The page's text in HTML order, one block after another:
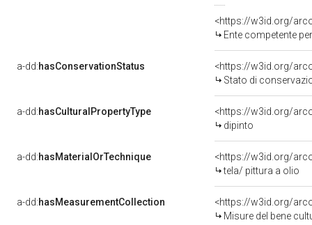
<https://w3id.org/
Ente competente per
a-dd:hasConservationStatus
<https://w3id.org/
Stato di
a-dd:hasCulturalPropertyType
<https://w3id.org/
dipinto
a-dd:hasMaterialOrTechnique
<https://w3id.org/
tela/ pittura a olio
a-dd:hasMeasurementCollection
<https://w3id.org/
Misure del bene